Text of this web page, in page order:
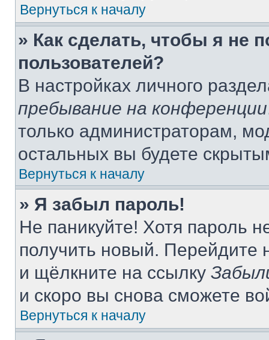
Вернуться к началу
» Как сделать, чтобы я не
пользователей?
В настройках личного
пребывание на конференции
только администраторам,
остальных вы будете
Вернуться к началу
» Я забыл пароль!
Не паникуйте! Хотя пароль
получить новый. Перейдите
и щёлкните на ссылку
и скоро вы снова сможете
Вернуться к началу